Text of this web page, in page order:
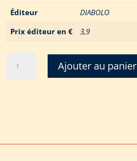
Éditeur
DIABOLO
Prix éditeur en €
3,9
JE
P'TIOTS
Ajouter au panier